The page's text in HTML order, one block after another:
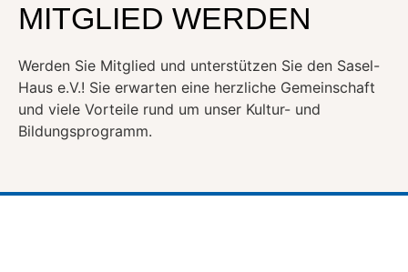
MITGLIED WERDEN
Werden Sie Mitglied und unterstützen Sie den Sasel-
Haus e.V.! Sie erwarten eine herzliche Gemeinschaft
und viele Vorteile rund um unser Kultur- und
Bildungsprogramm.